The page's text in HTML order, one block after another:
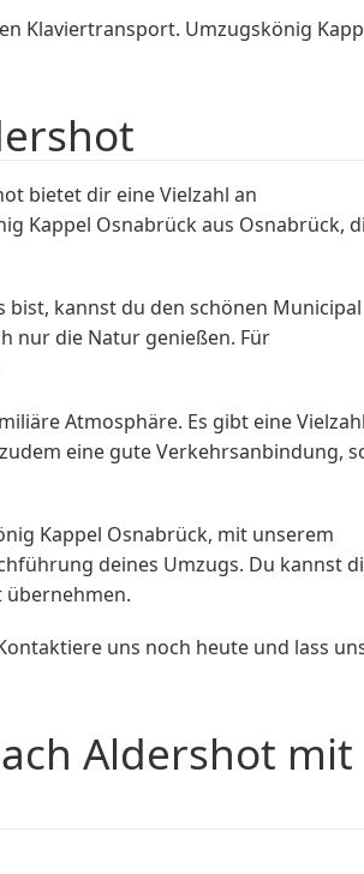
Klaviertransport. Umzugskönig
bietet dir eine Vielzahl an
Kappel Osnabrück aus Osnabrück,
kannst du den schönen Municipal
nur die Natur genießen. Für
Atmosphäre. Es gibt eine
eine gute Verkehrsanbindung,
Kappel Osnabrück, mit unserem
deines Umzugs. Du kannst
übernehmen.
uns noch heute und lass
Aldershot mit